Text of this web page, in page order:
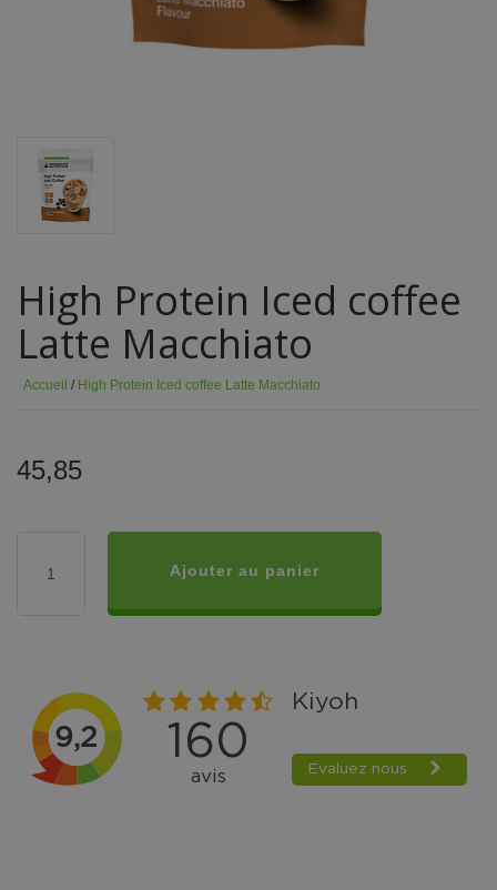
High Protein Iced coffee
Latte Macchiato
Accueil / High Protein Iced coffee Latte Macchiato
45,85
Ajouter au panier